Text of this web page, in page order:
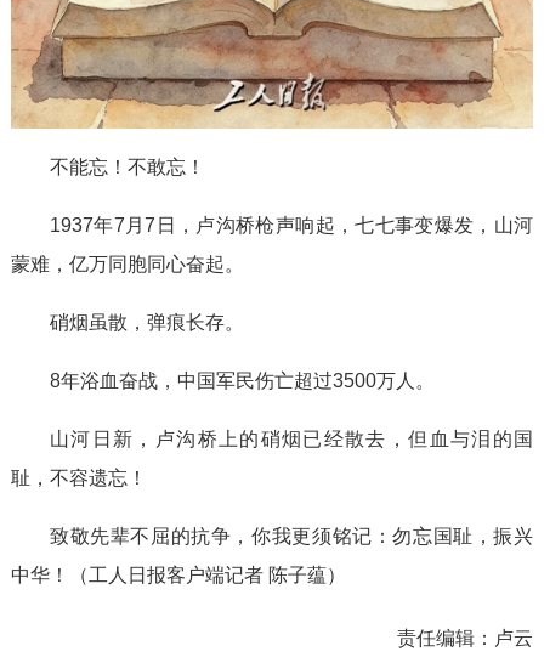
不能忘！不敢忘！
1937年7月7日，卢沟桥枪声响起，七七事变爆发，山河
蒙难，亿万同胞同心奋起。
硝烟虽散，弹痕长存。
8年浴血奋战，中国军民伤亡超过3500万人。
山河日新，卢沟桥上的硝烟已经散去，但血与泪的国
耻，不容遗忘！
致敬先辈不屈的抗争，你我更须铭记：勿忘国耻，振兴
中华！（工人日报客户端记者 陈子蕴）
责任编辑： 卢云